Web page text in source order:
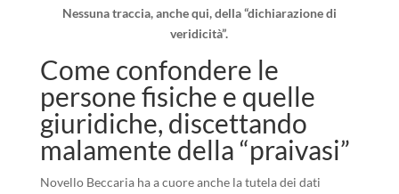
Nessuna traccia, anche qui, della “dichiarazione di
veridicità”.
Come confondere le
persone fisiche e quelle
giuridiche, discettando
malamente della “praivasi”
Novello Beccaria ha a cuore anche la tutela dei dati